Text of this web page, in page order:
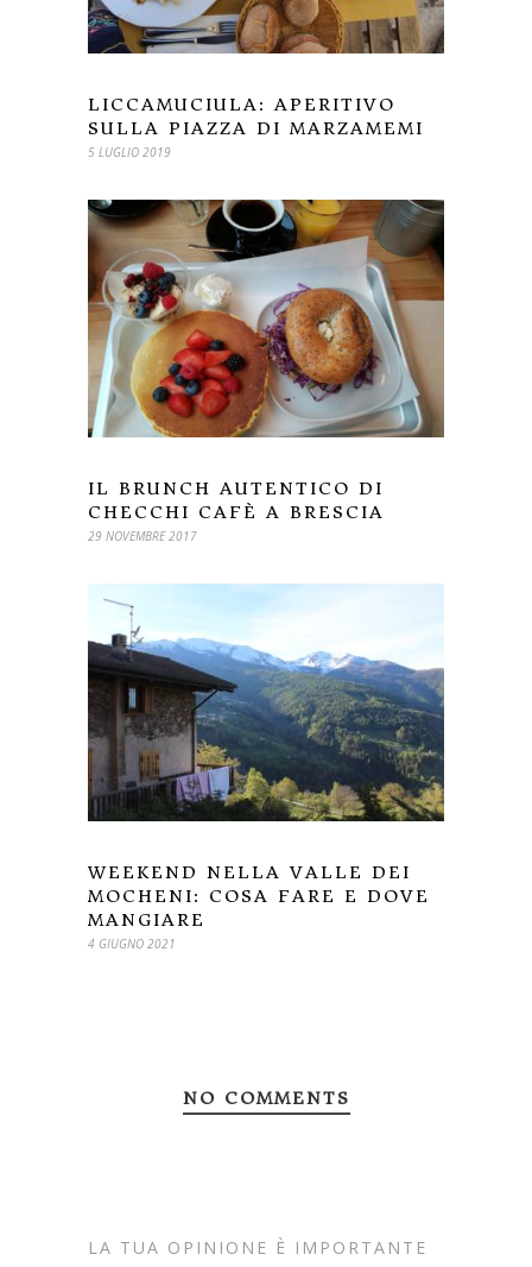
LICCAMUCIULA: APERITIVO
SULLA PIAZZA DI MARZAMEMI
5 LUGLIO 2019
IL BRUNCH AUTENTICO DI
CHECCHI CAFÈ A BRESCIA
29 NOVEMBRE 2017
WEEKEND NELLA VALLE DEI
MOCHENI: COSA FARE E DOVE
MANGIARE
4 GIUGNO 2021
NO COMMENTS
LA TUA OPINIONE È IMPORTANTE